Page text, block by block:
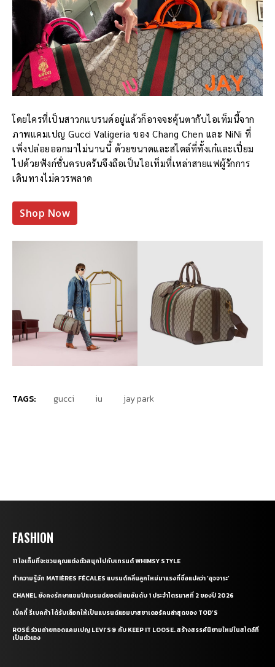
โดยใครที่เป็นสาวกแบรนด์อยู่แล้วก็อาจจะคุ้นตากับไอเท็มนี้จาก
ภาพแคมเปญ Gucci Valigeria ของ Chang Chen และ NiNi ที่
เพิ่งปล่อยออกมาไม่นานนี้ ด้วยขนาดและสไตล์ที่ทั้งเก๋และเปี่ยม
ไปด้วยฟังก์ชั่นครบครันจึงถือเป็นไอเท็มที่เหล่าสายแฟผู้รักการ
เดินทางไม่ควรพลาด
Shop Now
TAGS: gucci iu jay park
FASHION
11 ไอเท็มที่จะชวนคุณแต่งตัวสนุกไปกับเทรนด์ WHIMSY STYLE
ทำความรู้จัก MATIÈRES FÉCALES แบรนด์คลื่นลูกใหม่มาแรงที่ชื่อแปลว่า ‘อุจจาระ’
CHANEL ยังคงรักษาแชมป์แบรนด์ยอดนิยมอันดับ 1 ประจำไตรมาสที่ 2 ของปี 2026
เบ็คกี้ รีเบคก้า ได้รับเลือกให้เป็นแบรนด์แอมบาสซาเดอร์คนล่าสุดของ TOD’S
ROSÉ ร่วมถ่ายทอดแคมเปญ LEVI’S® กับ KEEP IT LOOSE. สร้างสรรค์นิยามใหม่ในสไตล์ที่
เป็นตัวเอง